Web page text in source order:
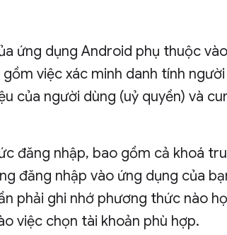
ứng dụng Android phụ thuộc
việc xác minh danh tính
của người dùng (uỷ quyền) và
đăng nhập, bao gồm cả khoá
đăng nhập vào ứng dụng của
phải ghi nhớ phương thức nào
việc chọn tài khoản phù hợp.